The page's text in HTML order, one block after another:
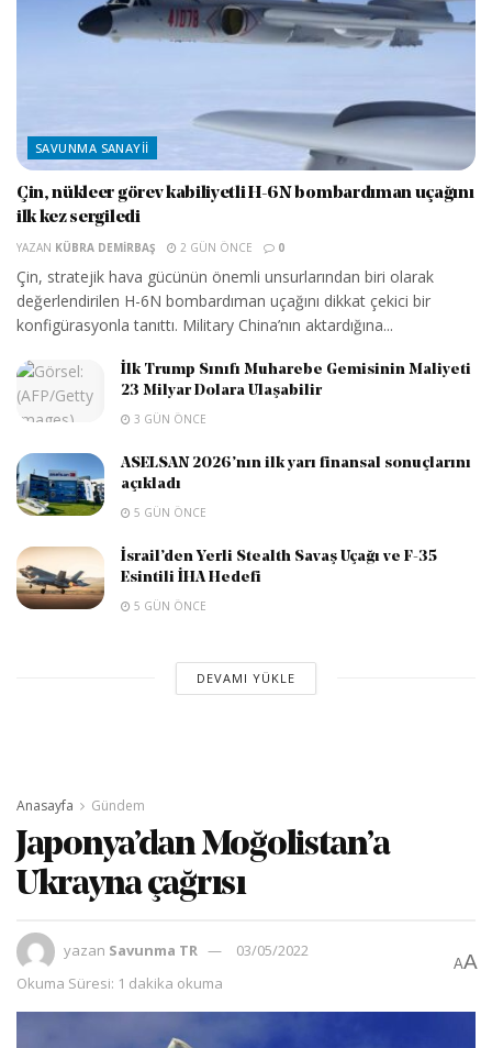
SAVUNMA SANAYII
Çin, nükleer görev kabiliyetli H-6N bombardıman uçağını
ilk kez sergiledi
YAZAN KÜBRA DEMIRBAŞ 2 GÜN ÖNCE 0
Çin, stratejik hava gücünün önemli unsurlarından biri olarak
değerlendirilen H-6N bombardıman uçağını dikkat çekici bir
konfigürasyonla tanıttı. Military China’nın aktardığına...
İlk Trump Sınıfı Muharebe Gemisinin Maliyeti
23 Milyar Dolara Ulaşabilir
3 GÜN ÖNCE
ASELSAN 2026’nın ilk yarı finansal sonuçlarını
açıkladı
5 GÜN ÖNCE
İsrail’den Yerli Stealth Savaş Uçağı ve F-35
Esintili İHA Hedefi
5 GÜN ÖNCE
DEVAMI YÜKLE
Anasayfa Gündem
Japonya’dan Moğolistan’a
Ukrayna çağrısı
yazan Savunma TR
03/05/2022
Okuma Süresi: 1 dakika okuma
AA